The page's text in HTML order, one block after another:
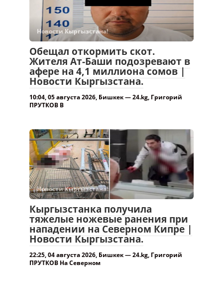
Новости Кыргызстана!
Обещал откормить скот.
Жителя Ат-Баши подозревают в
афере на 4,1 миллиона сомов |
Новости Кыргызстана.
10:04, 05 августа 2026, Бишкек — 24.kg, Григорий
ПРУТКОВ В
Новости Кыргызстана!
Кыргызстанка получила
тяжелые ножевые ранения при
нападении на Северном Кипре |
Новости Кыргызстана.
22:25, 04 августа 2026, Бишкек — 24.kg, Григорий
ПРУТКОВ На Северном